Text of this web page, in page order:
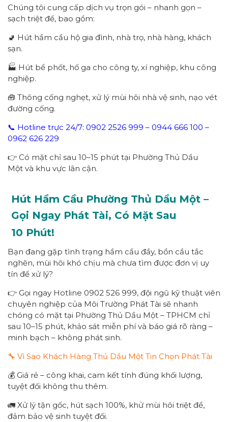
Chúng tôi cung cấp dịch vụ trọn gói – nhanh gọn –
sạch triệt để, bao gồm:
🚽 Hút hầm cầu hộ gia đình, nhà trọ, nhà hàng, khách
sạn.
🏭 Hút bể phốt, hố ga cho công ty, xí nghiệp, khu công
nghiệp.
🧰 Thông cống nghẹt, xử lý mùi hôi nhà vệ sinh, nạo vét
đường cống.
📞 Hotline trực 24/7: 0902 2526 999 – 0944 666 100 –
0962 626 229
👉 Có mặt chỉ sau 10–15 phút tại Phường Thủ Dầu
Một và khu vực lân cận.
Hút Hầm Cầu Phường Thủ Dầu Một –
Gọi Ngay Phát Tài, Có Mặt Sau
10 Phút!
Bạn đang gặp tình trạng hầm cầu đầy, bồn cầu tắc
nghẽn, mùi hôi khó chịu mà chưa tìm được đơn vị uy
tín để xử lý?
👉 Gọi ngay Hotline 0902 526 999, đội ngũ kỹ thuật viên
chuyên nghiệp của Môi Trường Phát Tài sẽ nhanh
chóng có mặt tại Phường Thủ Dầu Một – TPHCM chỉ
sau 10–15 phút, khảo sát miễn phí và báo giá rõ ràng –
minh bạch – không phát sinh.
🔧 Vì Sao Khách Hàng Thủ Dầu Một Tin Chọn Phát Tài
💰 Giá rẻ – công khai, cam kết tính đúng khối lượng,
tuyệt đối không thu thêm.
🚛 Xử lý tận gốc, hút sạch 100%, khử mùi hôi triệt để,
đảm bảo vệ sinh tuyệt đối.